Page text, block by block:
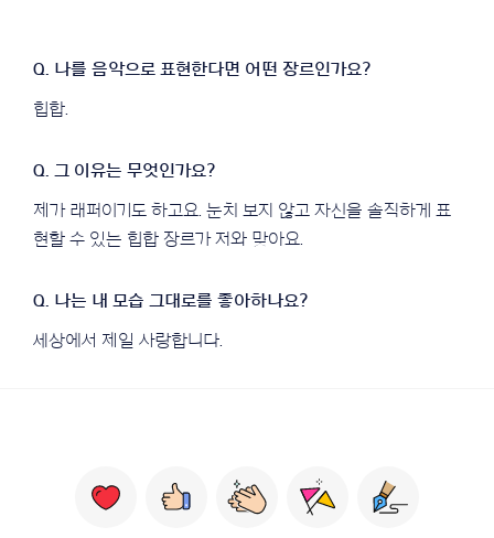
힙합.
제가 래퍼이기도 하고요. 눈치 보지 않고 자신을 솔직하게 표
현할 수 있는 힙합 장르가 저와 맞아요.
세상에서 제일 사랑합니다.